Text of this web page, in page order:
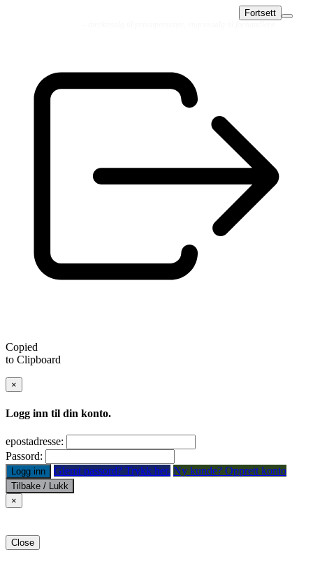
Kurs & GuidingFortsett
Copied
to Clipboard
×
Logg inn til din konto.
epostadresse:
Passord:
Logg inn Glemt passord? Trykk her. Ny kunde? Opprett konto
Tilbake / Lukk
×
Close